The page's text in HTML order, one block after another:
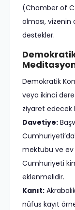
(Chamber of
olması, vizenin
destekler.
Demokratik
veya ikinci
ziyaret edecek
Davetiye:
mektubu ve ev
Cumhuriyeti
eklenmelidir.
Kanıt:
nüfus kayıt